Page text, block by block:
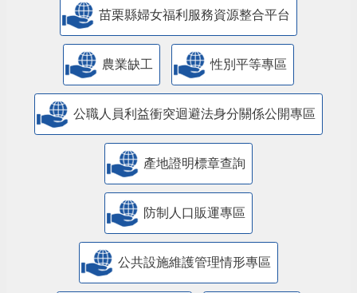
苗栗縣婦女福利服務資源整合平台
農業缺工 性別平等專區
公職人員利益衝突迴避法身分關係公開專區
產地證明標章查詢
防制人口販運專區
​公共設施維護管理情形專區